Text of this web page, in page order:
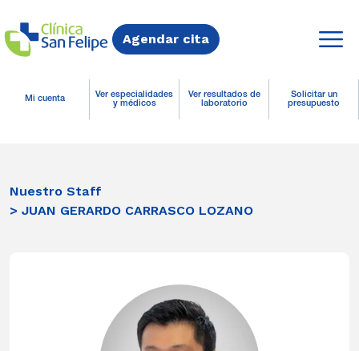
Agendar cita
Mi cuenta
Ver especialidades
y médicos
Ver resultados de
laboratorio
Solicitar un
presupuesto
Nuestro Staff
> JUAN GERARDO CARRASCO LOZANO